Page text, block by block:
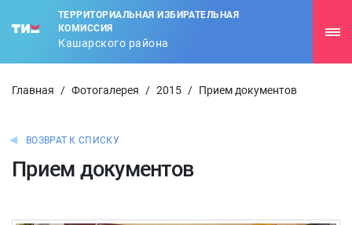
ТЕРРИТОРИАЛЬНАЯ ИЗБИРАТЕЛЬНАЯ
КОМИССИЯ
Кашарского района
Главная / Фотогалерея / 2015 / Прием документов
ВОЗВРАТ К СПИСКУ
Прием документов